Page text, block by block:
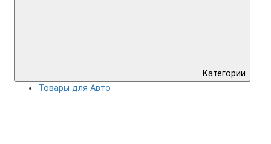
Категории
Товары для Авто